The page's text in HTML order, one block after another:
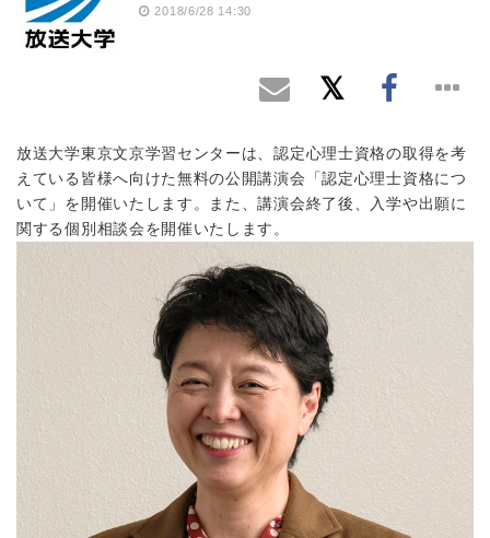
2018/6/28 14:30
放送大学東京文京学習センターは、認定心理士資格の取得を考
えている皆様へ向けた無料の公開講演会「認定心理士資格につ
いて」を開催いたします。また、講演会終了後、入学や出願に
関する個別相談会を開催いたします。